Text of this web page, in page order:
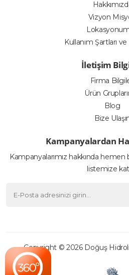
Vizyon
Kullanım Şartları
İletişim
Firma
Ürün
Blog
Bize
Kampanyalardan
Kampanyalarımız hakkında
listemize
Copyright © 2026 Doğuş